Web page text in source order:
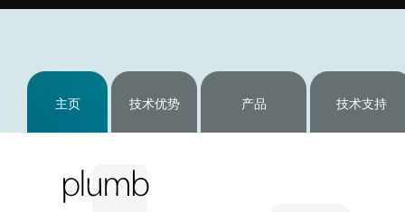
主页 技术优势 产品 技术支持